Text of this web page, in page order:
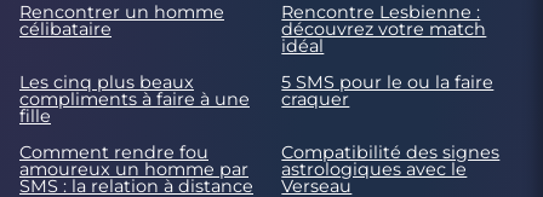
Rencontrer un homme
célibataire
Rencontre Lesbienne :
découvrez votre match
idéal
Les cinq plus beaux
compliments à faire à une
fille
5 SMS pour le ou la faire
craquer
Comment rendre fou
amoureux un homme par
SMS : la relation à distance
Compatibilité des signes
astrologiques avec le
Verseau